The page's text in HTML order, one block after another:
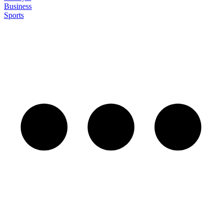
Business
Sports